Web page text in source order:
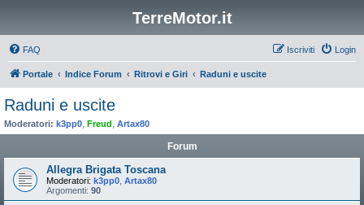
TerreMotor.it
FAQ Login
Iscriviti
Portale Indice Forum Ritrovi e Giri Raduni e uscite
Raduni e uscite
Moderatori: k3pp0 Freud Artax80
Forum
Allegra Brigata Toscana
Moderatori: k3pp0 Artax80
Argomenti: 90